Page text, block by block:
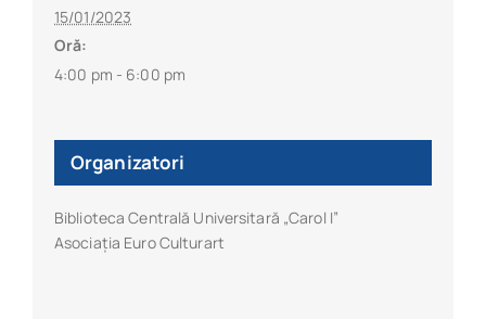
15/01/2023
Oră:
4:00 pm - 6:00 pm
Organizatori
Biblioteca Centrală Universitară „Carol I”
Asociația Euro Culturart